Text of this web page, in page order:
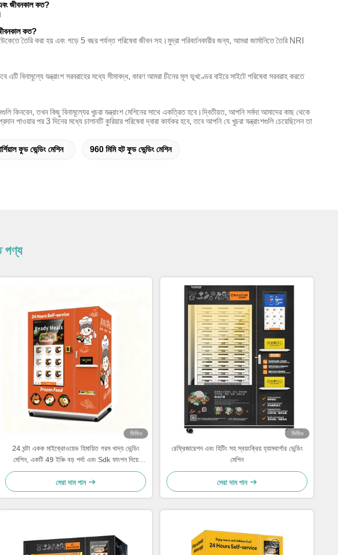
এবং জীবনকাল কত?
কত?
তৈরি করা হয় এবং গড়ে 5 বছর পর্যন্ত পরিষেবা জীবন সহ।মুদ্রা পরিবর্তনকারীর জন্য, আমরা জার্মানিতে তৈরি NRI
বিনামূল্যে যন্ত্রাংশ সরবরাহের মধ্যে সীমাবদ্ধ, কারণ আমরা চীনের মূল ভূখণ্ডের বাইরে সাইটে পরিষেবা সরবরাহ করতে
তখন কিছু বিনামূল্যের খুচরা যন্ত্রাংশ মেশিনের সাথে একত্রিত হবে।দ্বিতীয়ত, আপনি সর্বদা আমাদের কাছ থেকে
পাওয়ার পর 3 দিনের মধ্যে চালানটি কুরিয়ার পরিষেবা দ্বারা কার্যকর হবে, তবে আপনি যে খুচরা যন্ত্রাংশগুলি চেয়েছিলেন তা
ফুড ভেন্ডিং মেশিন 960 মিমি হট ফুড ভেন্ডিং মেশিন
পণ্য
ভিডিও
24 ঘন্টা একক মাইক্রোওয়েভ হিমায়িত গরম খাদ্য ভেন্ডিং
মেশিন, একটি 49 ইঞ্চি বড় পর্দা এবং Sdk ফাংশন দিয়ে
সজ্জিত
সেরা দাম পান
ভিডিও
রেফ্রিজারেশন এবং হিটিং সহ স্বয়ংক্রিয় হ্যামবার্গার ভেন্ডিং
মেশিন
সেরা দাম পান